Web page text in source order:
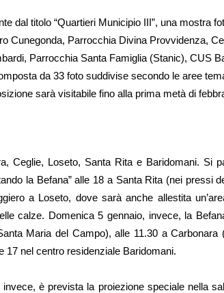
dal titolo “Quartieri Municipio III”, una mostra
Cunegonda, Parrocchia Divina Provvidenza,
Parrocchia Santa Famiglia (Stanic), CUS
da 33 foto suddivise secondo le aree
sarà visitabile fino alla prima metà di
Ceglie, Loseto, Santa Rita e Baridomani. Si
la Befana” alle 18 a Santa Rita (nei pressi
a Loseto, dove sarà anche allestita
calze. Domenica 5 gennaio, invece, la
Maria del Campo), alle 11.30 a Carbonara
17 nel centro residenziale Baridomani.
è prevista la proiezione speciale nella